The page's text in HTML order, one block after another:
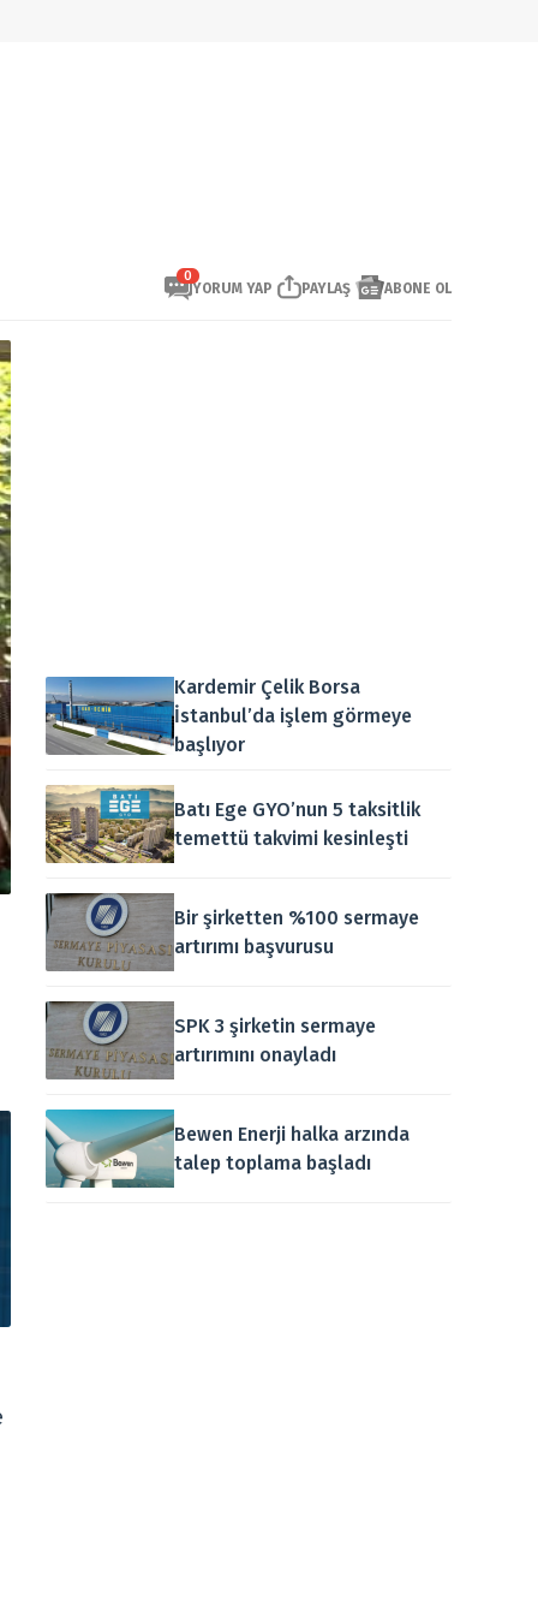
0
YORUM YAP PAYLAŞ ABONE OL
Kardemir Çelik Borsa
İstanbul’da işlem görmeye
başlıyor
Batı Ege GYO’nun 5 taksitlik
temettü takvimi kesinleşti
Bir şirketten %100 sermaye
artırımı başvurusu
SPK 3 şirketin sermaye
artırımını onayladı
Bewen Enerji halka arzında
talep toplama başladı